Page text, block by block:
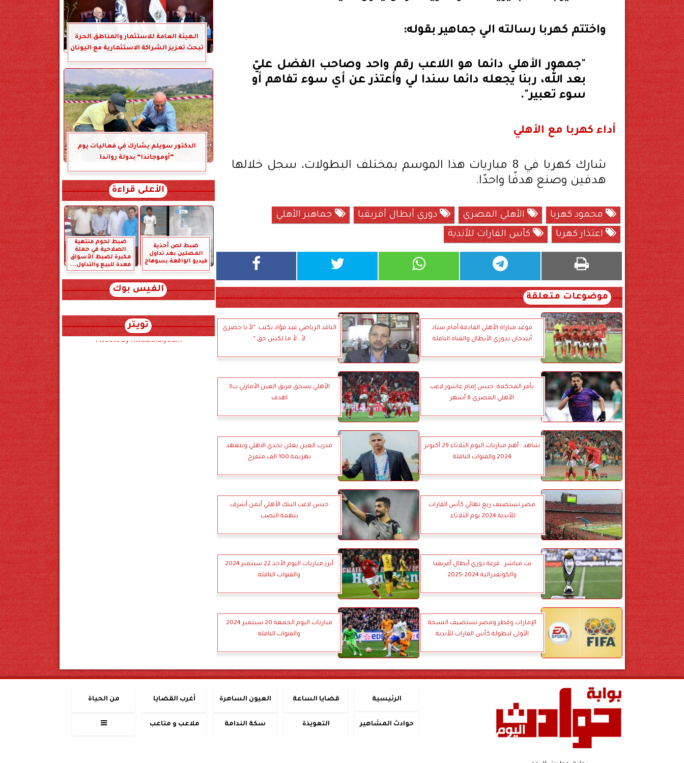
واختتم كهربا رسالته الي جماهير بقوله:
"جمهور الأهلي دائما هو اللاعب رقم واحد وصاحب الفضل عليّ
بعد الله، ربنا يجعله دائما سندا لي وأعتذر عن أي سوء تفاهم أو
سوء تعبير".
أداء كهربا مع الأهلي
شارك كهربا في 8 مباريات هذا الموسم بمختلف البطولات، سجل خلالها
هدفين وصنع هدفًا واحدًا.
محمود كهربا الأهلي المصري دوري أبطال أفريقيا
جماهير الأهلي
اعتذار كهربا
كأس القارات للأندية
موضوعات متعلقة
موعد مباراة الأهلي القادمة أمام ستاد
أبيدجان بدوري الأبطال والقناة الناقلة
الناقد الرياضي عيد فؤاد يكتب: ”لأ يا حضري
لأ ..لأ ما لكش حق ”
بأمر المحكمة :حبس إمام عاشور لاعب
الأهلي المصري 6 أشهر
الأهلي يسحق فريق العين الأمارتي ب3
اهدف
شاهد : أهم مباريات اليوم الثلاثاء 29 أكتوبر
2024 والقنوات الناقلة
مدرب العين يعلن تحدي الاهلي ويتعهد
بهزيمة 100 الف متفرج
مصر تستضيف ربع نهائي كأس القارات
للأندية 2024 يوم الثلاثاء.
حبس لاعب البنك الأهلي أيمن أشرف
بتهمة النصب
بث مباشر.. قرعة دوري أبطال أفريقيا
والكونفدرالية 2024-2025
أبرز مباريات اليوم الأحد 22 سبتمبر 2024
والقنوات الناقلة
الإمارات وقطر ومصر تستضيف النسخة
الأولى لبطولة كأس القارات للأندية
مباريات اليوم الجمعة 20 سبتمبر 2024
والقنوات الناقلة
الهيئة العامة للاستثمار والمناطق الحرة
تبحث تعزيز الشراكة الاستثمارية مع اليونان
الدكتور سويلم يشارك في فعاليات يوم
“أوموجاندا” بدولة رواندا
الأعلى قراءة
ضبط لص أحذية
المصلين بعد تداول
فيديو الواقعة بسوهاج
ضبط لحوم منتهية
الصلاحية في حملة
مكبرة لضبط الأسواق
معدة للبيع والتداول...
الفيس بوك
تويتر
Tweets by hwadithalyoum
الرئيسية قضايا الساعة العيون الساهرة أغرب القضايا من الحياة
حوادث المشاهير التعويذة سكة الندامة ملاعب و متاعب 